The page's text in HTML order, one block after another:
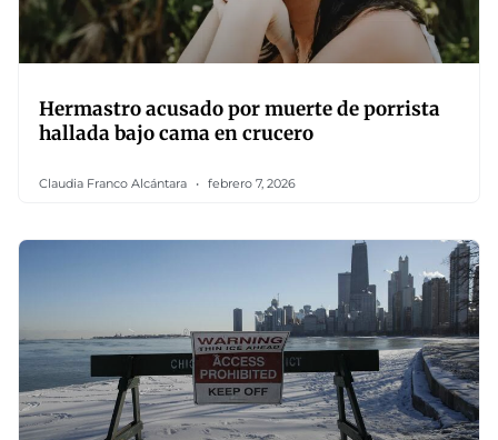
Hermastro acusado por muerte de porrista
hallada bajo cama en crucero
Claudia Franco Alcántara febrero 7, 2026